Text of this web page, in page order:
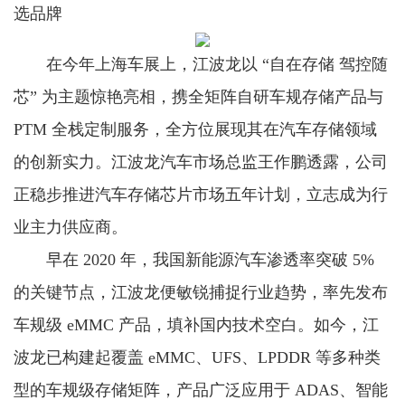
选品牌
在今年上海车展上，江波龙以 “自在存储 驾控随
芯” 为主题惊艳亮相，携全矩阵自研车规存储产品与
PTM 全栈定制服务，全方位展现其在汽车存储领域
的创新实力。江波龙汽车市场总监王作鹏透露，公司
正稳步推进汽车存储芯片市场五年计划，立志成为行
业主力供应商。
早在 2020 年，我国新能源汽车渗透率突破 5%
的关键节点，江波龙便敏锐捕捉行业趋势，率先发布
车规级 eMMC 产品，填补国内技术空白。如今，江
波龙已构建起覆盖 eMMC、UFS、LPDDR 等多种类
型的车规级存储矩阵，产品广泛应用于 ADAS、智能